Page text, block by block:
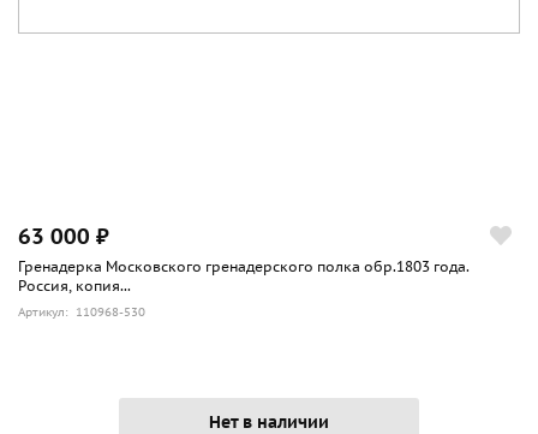
63 000 ₽
Гренадерка Московского гренадерского полка обр.1803 года.
Россия, копия...
Артикул: 110968-530
Нет в наличии